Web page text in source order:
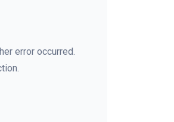
error occurred.